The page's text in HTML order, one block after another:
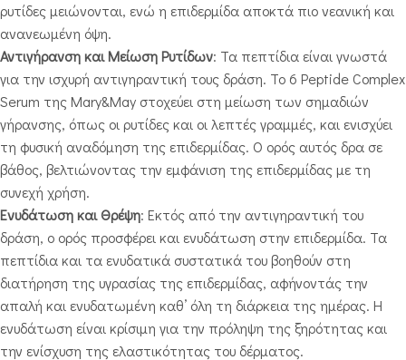
ρυτίδες μειώνονται, ενώ η επιδερμίδα αποκτά πιο νεανική και
ανανεωμένη όψη.
Αντιγήρανση και Μείωση Ρυτίδων: Τα πεπτίδια είναι γνωστά
για την ισχυρή αντιγηραντική τους δράση. Το 6 Peptide Complex
Serum της Mary&May στοχεύει στη μείωση των σημαδιών
γήρανσης, όπως οι ρυτίδες και οι λεπτές γραμμές, και ενισχύει
τη φυσική αναδόμηση της επιδερμίδας. Ο ορός αυτός δρα σε
βάθος, βελτιώνοντας την εμφάνιση της επιδερμίδας με τη
συνεχή χρήση.
Ενυδάτωση και Θρέψη: Εκτός από την αντιγηραντική του
δράση, ο ορός προσφέρει και ενυδάτωση στην επιδερμίδα. Τα
πεπτίδια και τα ενυδατικά συστατικά του βοηθούν στη
διατήρηση της υγρασίας της επιδερμίδας, αφήνοντάς την
απαλή και ενυδατωμένη καθ’ όλη τη διάρκεια της ημέρας. Η
ενυδάτωση είναι κρίσιμη για την πρόληψη της ξηρότητας και
την ενίσχυση της ελαστικότητας του δέρματος.